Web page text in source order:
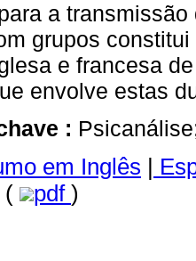
a
grupos
e francesa
envolve estas
:
em Inglês |
(
pdf )